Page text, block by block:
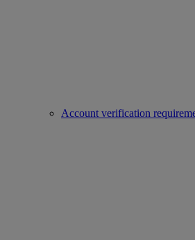
Account verification